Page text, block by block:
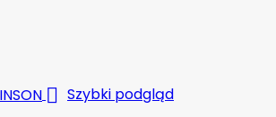
 Szybki podgląd